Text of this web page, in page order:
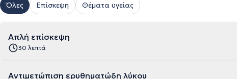
Όλες Επίσκεψη Θέματα υγείας
Απλή επίσκεψη
30 λεπτά
Αντιμετώπιση ερυθηματώδη λύκου